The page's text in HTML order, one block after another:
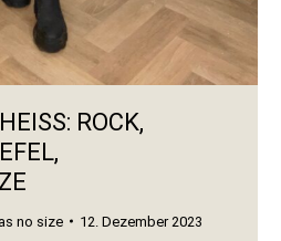
ROCK, P
S
no size 12. Dezember 2023